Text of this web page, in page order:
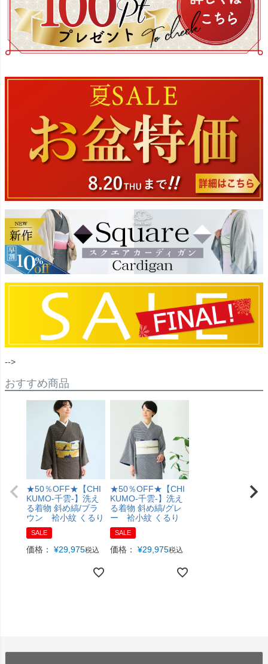
-->
おすすめ商品
★50％OFF★【CHI
KUMO-千雲-】洗え
る着物 斜め縞/ブラ
ウン 袷小紋 くるり
SALE
価格： ¥29,975税込
★50％OFF★【CHI
KUMO-千雲-】洗え
る着物 斜め縞/グレ
ー 袷小紋 くるり
SALE
価格： ¥29,975税込